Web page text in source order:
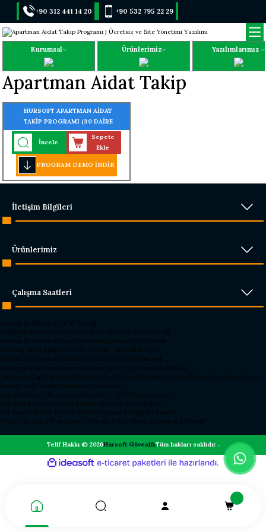
+90 312 441 14 20 +90 532 795 22 29
Kurumsal Ürünlerimiz Yazılımlarımız
Apartman Aidat Takip
HURSOFT APARTMAN AİDAT
TAKİP PROGRAMI (30 DAİRE
KAYIT KAPASİTELİ)
İncele
Sepete
Ekle
PROGRAM DEMO İNDİR
İletişim Bilgileri
Ürünlerimiz
Çalışma Saatleri
Parmak İzi Okuyucu 2026 Hursoft
Rakipleri Geride Bırakan Parmak İzi Okuyucu 2026 Hursoft
Parmak İzi Okuyucu Fiyat Performans Lideri 2026 Hursoft
2026’nın En İyi Parmak İzi Okuyucusu – Hursoft Zirvede
Parmak İzi Okuyucu Alacaklar İçin 2026 Rehberi Hursoft
Okullarda Kapı Dedektörleri Neden Şart? 2026 Güvenlik Rehberi
Okullarda Kapı Tipi Metal Dedektörler Neden Kullanılmalı?Hursoft Okul Kapı Dedektörleri
Hursoft Okul Turnike Sundurma Modelleri
Kapı Dedektörü Fiyatları ve Modelleri - 2026 Güncel Listesi
Kapı Metal Dedektörleri | Hursoft Güvenlik Teknolojileri
Üst Arama El Dedektörleri Kaliteli Dayanıklı Sağlam | Hursoft
X Ray Cihazları | Profesyonel Güvenlik X Ray Cihazı Sistemleri | Hursoft
Telif Hakkı © 2026Hursoft GüvenlikTüm hakları saklıdır .
ideasoft
e-
ile
hazırlandı.